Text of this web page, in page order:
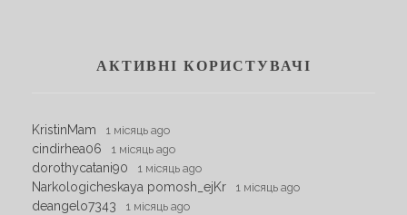
АКТИВНІ КОРИСТУВАЧІ
KristinMam 1 місяць ago
cindirhea06 1 місяць ago
dorothycatani90 1 місяць ago
Narkologicheskaya pomosh_ejKr 1 місяць ago
deangelo7343 1 місяць ago